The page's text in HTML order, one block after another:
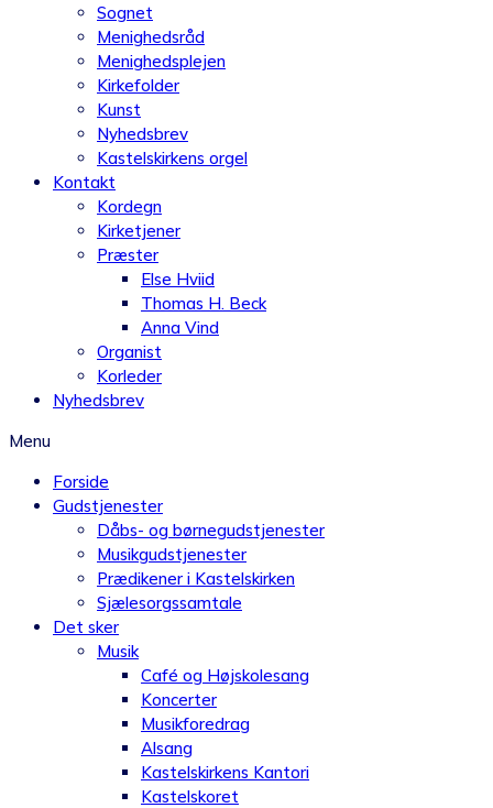
Sognet
Menighedsråd
Menighedsplejen
Kirkefolder
Kunst
Nyhedsbrev
Kastelskirkens orgel
Kontakt
Kordegn
Kirketjener
Præster
Else Hviid
Thomas H. Beck
Anna Vind
Organist
Korleder
Nyhedsbrev
Menu
Forside
Gudstjenester
Dåbs- og børnegudstjenester
Musikgudstjenester
Prædikener i Kastelskirken
Sjælesorgssamtale
Det sker
Musik
Café og Højskolesang
Koncerter
Musikforedrag
Alsang
Kastelskirkens Kantori
Kastelskoret